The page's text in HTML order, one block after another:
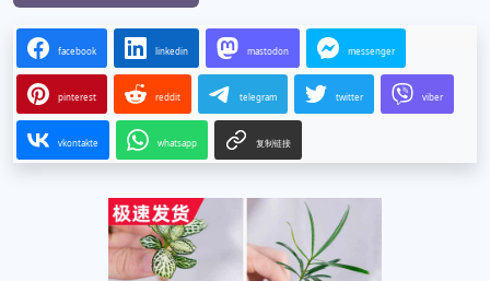
facebook linkedin mastodon messenger
pinterest reddit telegram twitter viber
vkontakte whatsapp 复制链接